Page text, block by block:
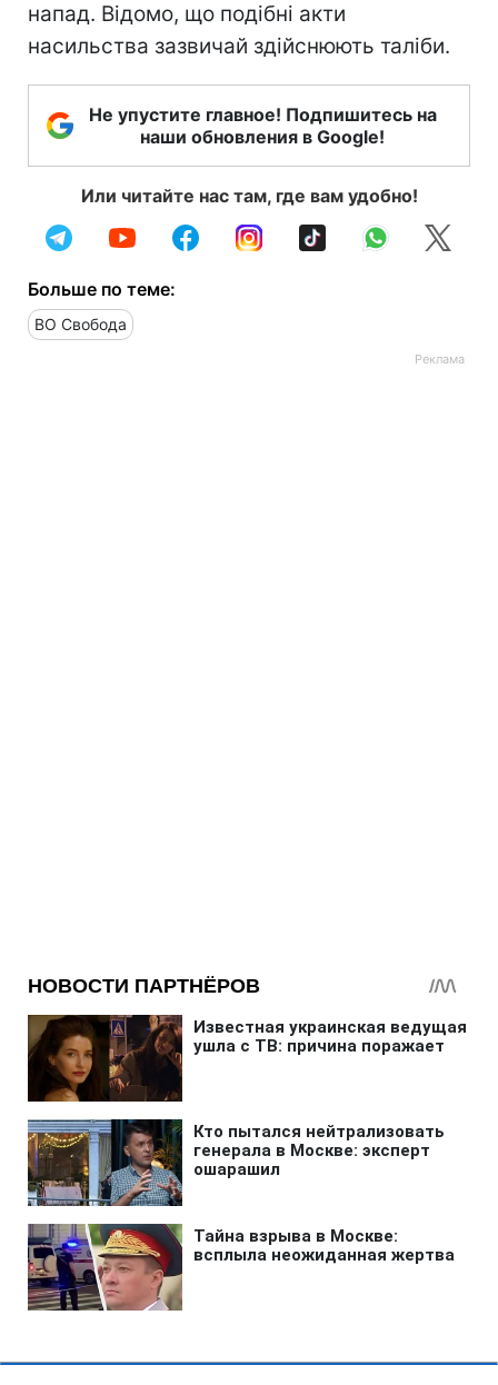
напад. Відомо, що подібні акти
насильства зазвичай здійснюють таліби.
Не упустите главное! Подпишитесь на
наши обновления в Google!
Или читайте нас там, где вам удобно!
Больше по теме:
ВО Свобода